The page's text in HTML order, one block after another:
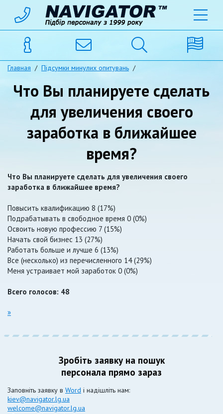
Главная / Підсумки минулих опитувань /
Что Вы планируете сделать
для увеличения своего
заработка в ближайшее
время?
Что Вы планируете сделать для увеличения своего
заработка в ближайшее время?
Повысить квалификацию 8 (17%)
Подрабатывать в свободное время 0 (0%)
Освоить новую профессию 7 (15%)
Начать свой бизнес 13 (27%)
Работать больше и лучше 6 (13%)
Все (несколько) из перечисленного 14 (29%)
Меня устраивает мой заработок 0 (0%)
Всего голосов: 48
»
Зробіть заявку на пошук
персонала прямо зараз
Заповніть заявку в Word і надішліть нам:
kiev@navigator.lg.ua
welcome@navigator.lg.ua